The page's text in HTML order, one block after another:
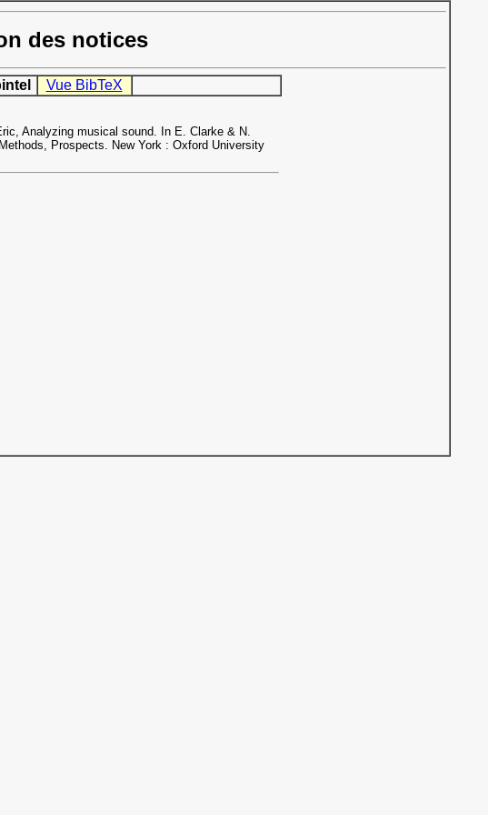
des notices
Vue BibTeX
Analyzing musical sound. In E. Clarke & N.
Prospects. New York : Oxford University